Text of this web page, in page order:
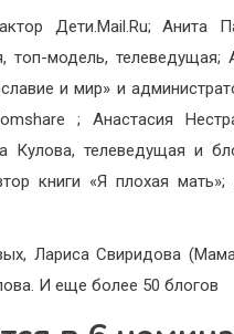
Дети.Mail.Ru; Анита
топ-модель, телеведущая;
и мир» и
; Анастасия
Кулова, телеведущая и
книги «Я плохая
Лариса Свиридова
И еще более 50 блогов